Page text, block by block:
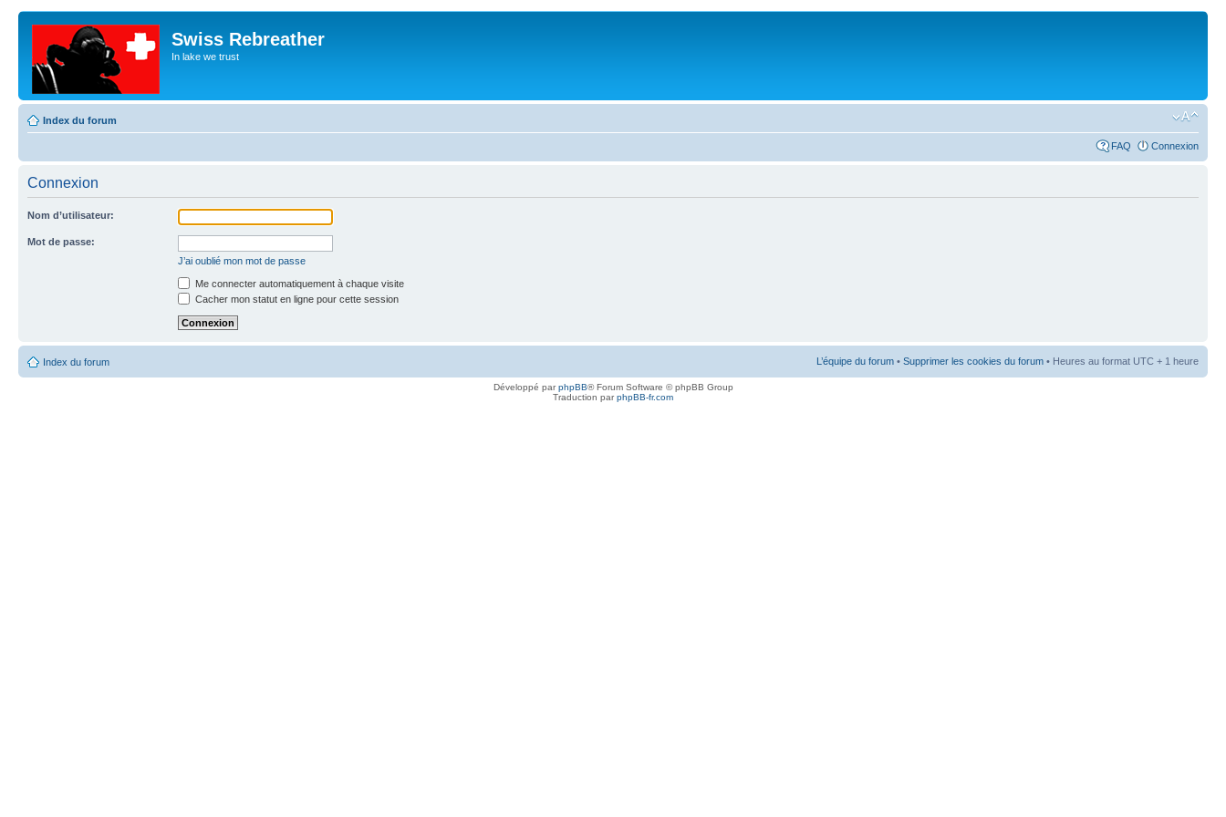
Swiss Rebreather
In lake we trust
Index du forum
FAQ Connexion
Connexion
Nom d’utilisateur:
Mot de passe:
J’ai oublié mon mot de passe
Me connecter automatiquement à chaque visite
Cacher mon statut en ligne pour cette session
Index du forum L’équipe du forum • Supprimer les cookies du forum • Heures au format UTC + 1 heure
Développé parphpBB® Forum Software © phpBB Group
Traduction parphpBB-fr.com